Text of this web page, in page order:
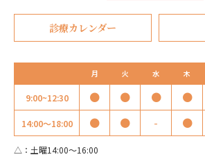
診療カレンダー
月 火 水 木
9:00~12:30 ● ● ● ●
14:00～18:00 ● ● - ●
△：土曜14:00～16:00